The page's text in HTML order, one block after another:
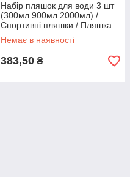
Набір пляшок для води 3 шт
(300мл 900мл 2000мл) /
Спортивні пляшки / Пляшка
для води Pink (9045)
Немає в наявності
383,50 ₴